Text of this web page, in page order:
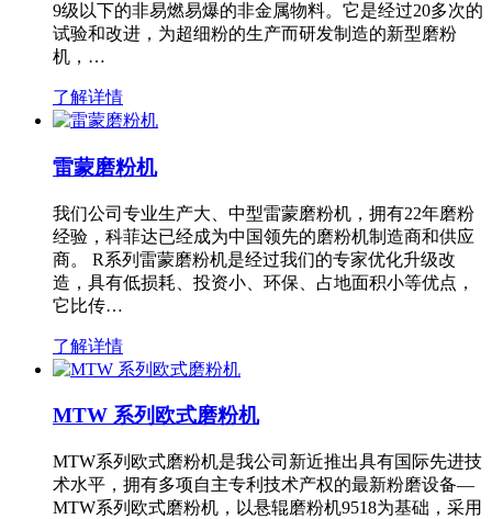
9级以下的非易燃易爆的非金属物料。它是经过20多次的
试验和改进，为超细粉的生产而研发制造的新型磨粉
机，…
了解详情
雷蒙磨粉机
我们公司专业生产大、中型雷蒙磨粉机，拥有22年磨粉
经验，科菲达已经成为中国领先的磨粉机制造商和供应
商。 R系列雷蒙磨粉机是经过我们的专家优化升级改
造，具有低损耗、投资小、环保、占地面积小等优点，
它比传…
了解详情
MTW 系列欧式磨粉机
MTW系列欧式磨粉机是我公司新近推出具有国际先进技
术水平，拥有多项自主专利技术产权的最新粉磨设备—
MTW系列欧式磨粉机，以悬辊磨粉机9518为基础，采用